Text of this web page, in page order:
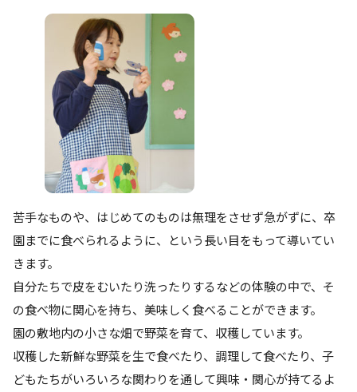
苦手なものや、はじめてのものは無理をさせず急がずに、卒
園までに食べられるように、という長い目をもって導いてい
きます。
自分たちで皮をむいたり洗ったりするなどの体験の中で、そ
の食べ物に関心を持ち、美味しく食べることができます。
園の敷地内の小さな畑で野菜を育て、収穫しています。
収穫した新鮮な野菜を生で食べたり、調理して食べたり、子
どもたちがいろいろな関わりを通して興味・関心が持てるよ